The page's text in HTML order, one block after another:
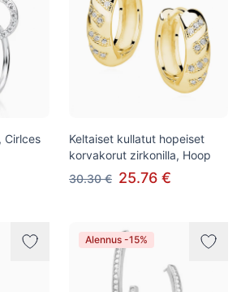
Cirlces
Keltaiset kullatut hopeiset
korvakorut zirkonilla, Hoop
30.30 € 25.76 €
Alennus -15%